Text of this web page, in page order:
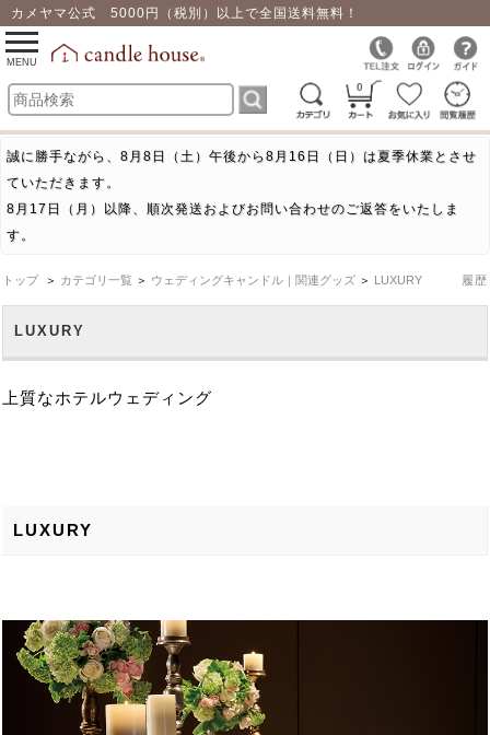
カメヤマ公式 5000円（税別）以上で全国送料無料！
0
toggle
navigation
MENU
誠に勝手ながら、8月8日（土）午後から8月16日（日）は夏季休業とさせ
ていただきます。
8月17日（月）以降、順次発送およびお問い合わせのご返答をいたしま
す。
トップ ＞ カテゴリ一覧 ＞ ウェディングキャンドル｜関連グッズ ＞ LUXURY 履歴
LUXURY
上質なホテルウェディング
LUXURY